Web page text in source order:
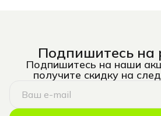
Подпишитесь на
Подпишитесь на наши
получите скидку на